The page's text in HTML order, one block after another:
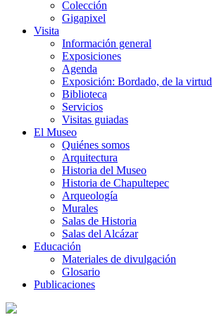
Colección
Gigapixel
Visita
Información general
Exposiciones
Agenda
Exposición: Bordado, de la virtud
Biblioteca
Servicios
Visitas guiadas
El Museo
Quiénes somos
Arquitectura
Historia del Museo
Historia de Chapultepec
Arqueología
Murales
Salas de Historia
Salas del Alcázar
Educación
Materiales de divulgación
Glosario
Publicaciones